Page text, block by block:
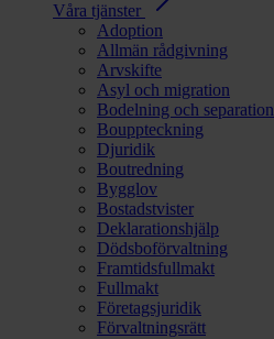
Våra tjänster
Adoption
Allmän rådgivning
Arvskifte
Asyl och migration
Bodelning och separation
Bouppteckning
Djuridik
Boutredning
Bygglov
Bostadstvister
Deklarationshjälp
Dödsboförvaltning
Framtidsfullmakt
Fullmakt
Företagsjuridik
Förvaltningsrätt